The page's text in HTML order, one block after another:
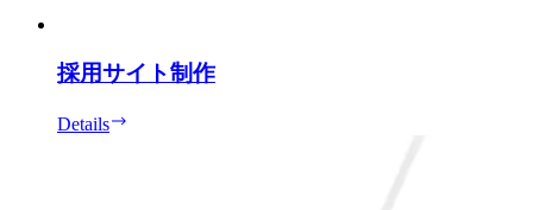
採用サイト制作
Details